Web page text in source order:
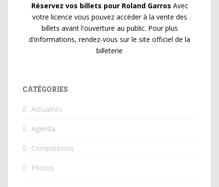
Réservez vos billets pour Roland Garros Avec
votre licence vous pouvez accéder à la vente des
billets avant l'ouverture au public. Pour plus
d'informations, rendez-vous sur le site officiel de la
billeterie
CATÉGORIES
Actualités
Agenda
Compétitions
Photos